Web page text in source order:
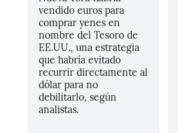
vendido euros para
comprar yenes en
nombre del Tesoro de
EE.UU., una estrategia
que habría evitado
recurrir directamente al
dólar para no
debilitarlo, según
analistas.